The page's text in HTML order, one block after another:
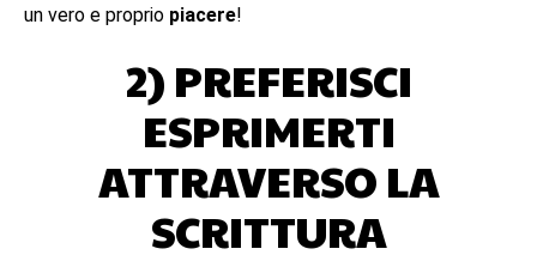
un vero e proprio piacere!
2) PREFERISCI
ESPRIMERTI
ATTRAVERSO LA
SCRITTURA